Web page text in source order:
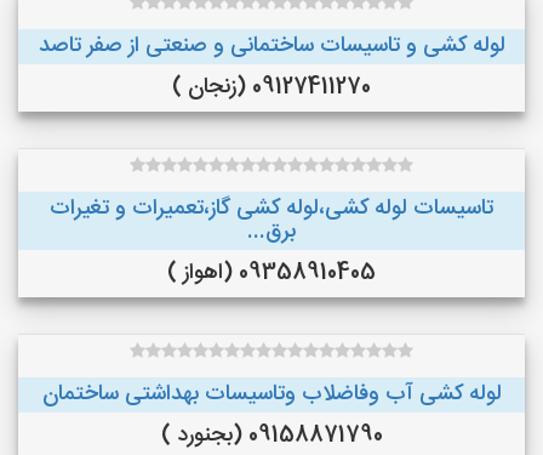
لوله کشی و تاسیسات ساختمانی و صنعتی از صفر تاصد
09127411270 (زنجان )
تاسیسات لوله کشی،لوله کشی گاز،تعمیرات و تغیرات
برق...
09358910405 (اهواز )
لوله کشی آب وفاضلاب وتاسیسات بهداشتی ساختمان
09158871790 (بجنورد )